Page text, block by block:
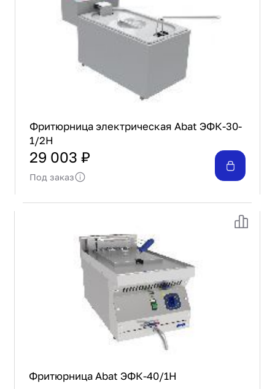
Фритюрница электрическая Abat ЭФК-30-
1/2Н
29 003 ₽
Под заказ
Фритюрница Abat ЭФК-40/1Н